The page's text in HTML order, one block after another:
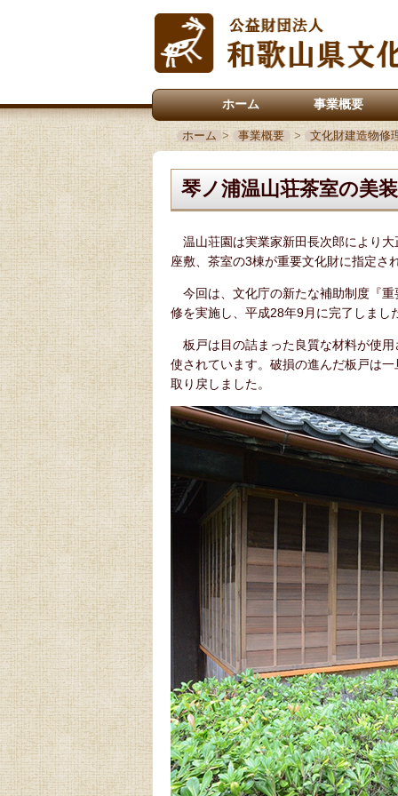
ホーム 事業概要
ホーム > 事業概要 > 文化財建造物修
琴ノ浦温山荘茶室の美
温山荘園は実業家新田長次郎により
座敷、茶室の3棟が重要文化財に指定さ
今回は、文化庁の新たな補助制度『
修を実施し、平成28年9月に完了しまし
板戸は目の詰まった良質な材料が使
使されています。破損の進んだ板戸は
取り戻しました。